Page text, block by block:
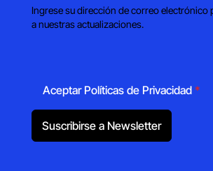
Ingrese su dirección de correo electrónico
a nuestras actualizaciones.
Aceptar Políticas de Privacidad *
Suscribirse a Newsletter